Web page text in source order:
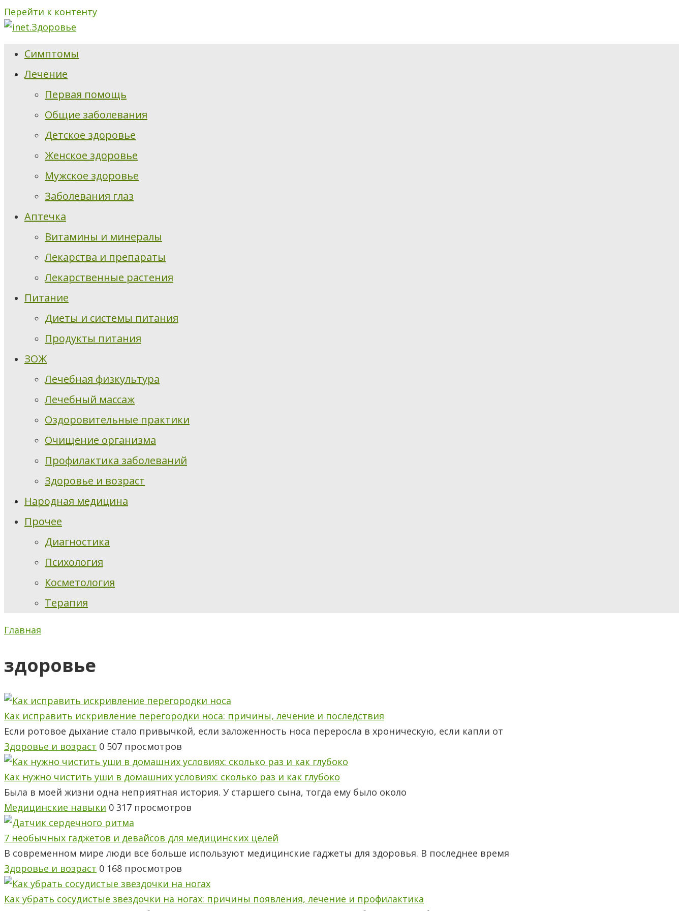
Перейти к контенту
Симптомы
Лечение
Первая помощь
Общие заболевания
Детское здоровье
Женское здоровье
Мужское здоровье
Заболевания глаз
Аптечка
Витамины и минералы
Лекарства и препараты
Лекарственные растения
Питание
Диеты и системы питания
Продукты питания
ЗОЖ
Лечебная физкультура
Лечебный массаж
Оздоровительные практики
Очищение организма
Профилактика заболеваний
Здоровье и возраст
Народная медицина
Прочее
Диагностика
Психология
Косметология
Терапия
Главная
здоровье
Как исправить искривление перегородки носа: причины, лечение и последствия
Если ротовое дыхание стало привычкой, если заложенность носа переросла в хроническую, если капли от
Здоровье и возраст 0 507 просмотров
Как нужно чистить уши в домашних условиях: сколько раз и как глубоко
Была в моей жизни одна неприятная история. У старшего сына, тогда ему было около
Медицинские навыки 0 317 просмотров
7 необычных гаджетов и девайсов для медицинских целей
В современном мире люди все больше используют медицинские гаджеты для здоровья. В последнее время
Здоровье и возраст 0 168 просмотров
Как убрать сосудистые звездочки на ногах: причины появления, лечение и профилактика